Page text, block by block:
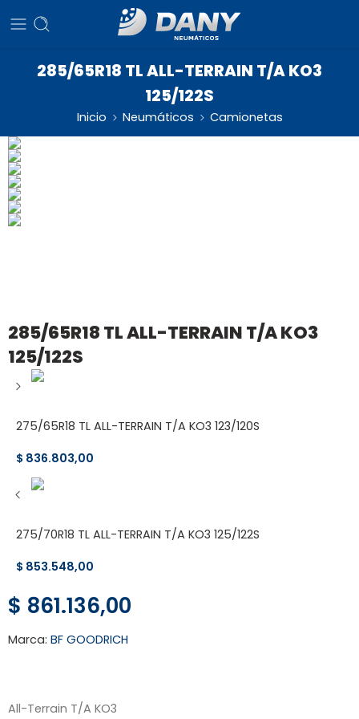
285/65R18 TL ALL-TERRAIN T/A KO3
125/122S
Inicio Neumáticos Camionetas
285/65R18 TL ALL-TERRAIN T/A KO3
125/122S
275/65R18 TL ALL-TERRAIN T/A KO3 123/120S
$ 836.803,00
275/70R18 TL ALL-TERRAIN T/A KO3 125/122S
$ 853.548,00
$ 861.136,00
Marca: BF GOODRICH
All-Terrain T/A KO3